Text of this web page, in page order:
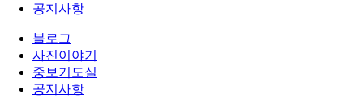
공지사항
블로그
사진이야기
중보기도실
공지사항